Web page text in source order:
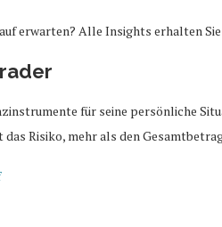
erwarten? Alle Insights erhalten
für seine persönliche
Risiko, mehr als den